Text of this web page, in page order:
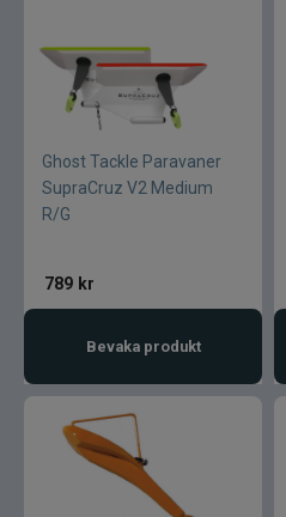
Ghost Tackle Paravaner
SupraCruz V2 Medium
R/G
789 kr
Bevaka produkt